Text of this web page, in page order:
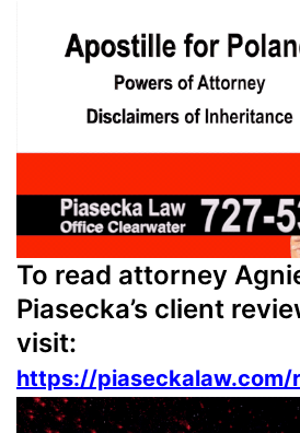
To read attorney
Piasecka’s client
visit:
https://piaseckalaw.com/